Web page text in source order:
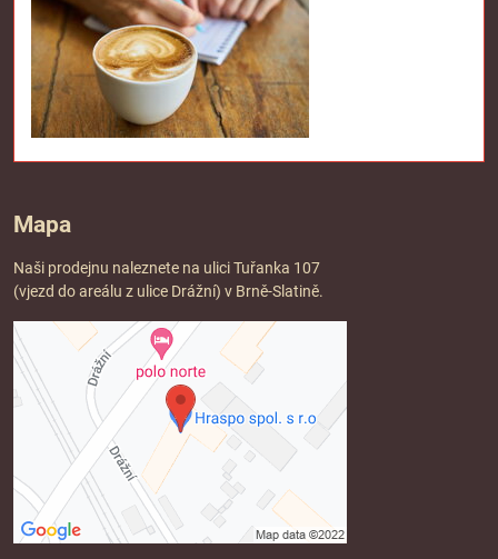
Mapa
Naši prodejnu naleznete na ulici Tuřanka 107
(vjezd do areálu z ulice Drážní) v Brně-Slatině.